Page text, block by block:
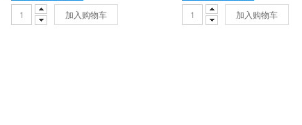
加入购物车 加入购物车